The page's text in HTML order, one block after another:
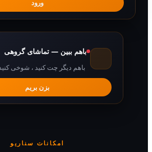
باهم ببین — تماشای گروهی
باهم دیگر چت کنید ، شوخی کنید ، فیلم ببنید
امکانات سناریو